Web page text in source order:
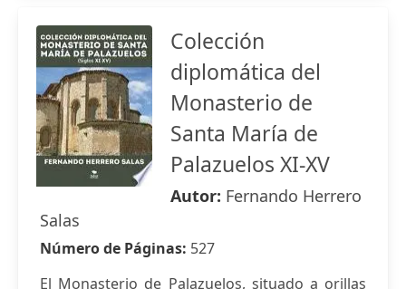
Colección
diplomática del
Monasterio de
Santa María de
Palazuelos XI-XV
Autor: Fernando Herrero
Salas
Número de Páginas: 527
El Monasterio de Palazuelos, situado a orillas